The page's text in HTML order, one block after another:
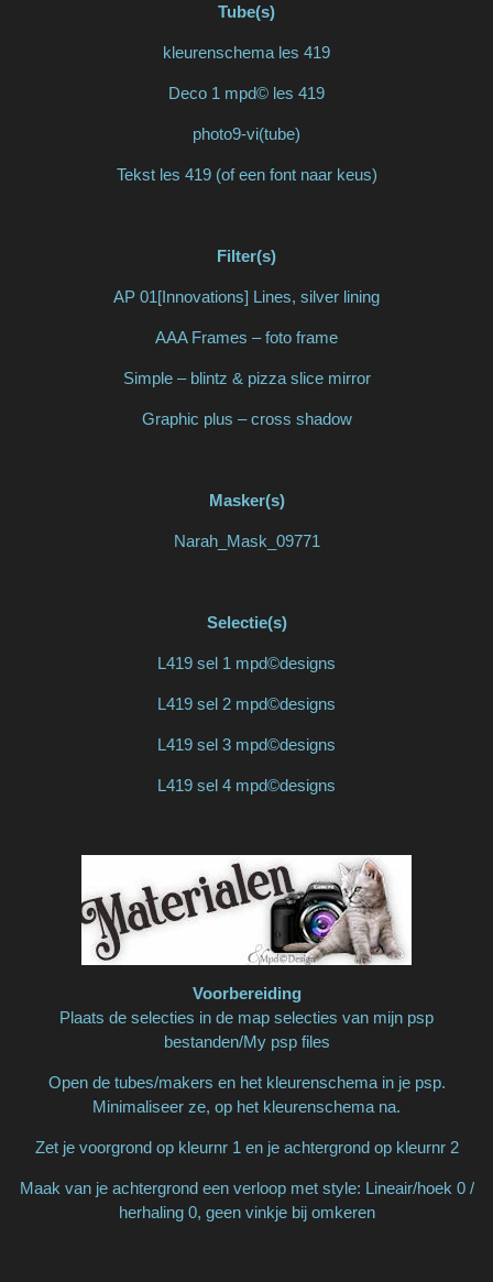
Tube(s)
kleurenschema les 419
Deco 1 mpd© les 419
photo9-vi(tube)
Tekst les 419 (of een font naar keus)
Filter(s)
AP 01[Innovations] Lines, silver lining
AAA Frames – foto frame
Simple – blintz & pizza slice mirror
Graphic plus – cross shadow
Masker(s)
Narah_Mask_09771
Selectie(s)
L419 sel 1 mpd©designs
L419 sel 2 mpd©designs
L419 sel 3 mpd©designs
L419 sel 4 mpd©designs
Voorbereiding
Plaats de selecties in de map selecties van mijn psp
bestanden/My psp files
Open de tubes/makers en het kleurenschema in je psp.
Minimaliseer ze, op het kleurenschema na.
Zet je voorgrond op kleurnr 1 en je achtergrond op kleurnr 2
Maak van je achtergrond een verloop met style: Lineair/hoek 0 /
herhaling 0, geen vinkje bij omkeren